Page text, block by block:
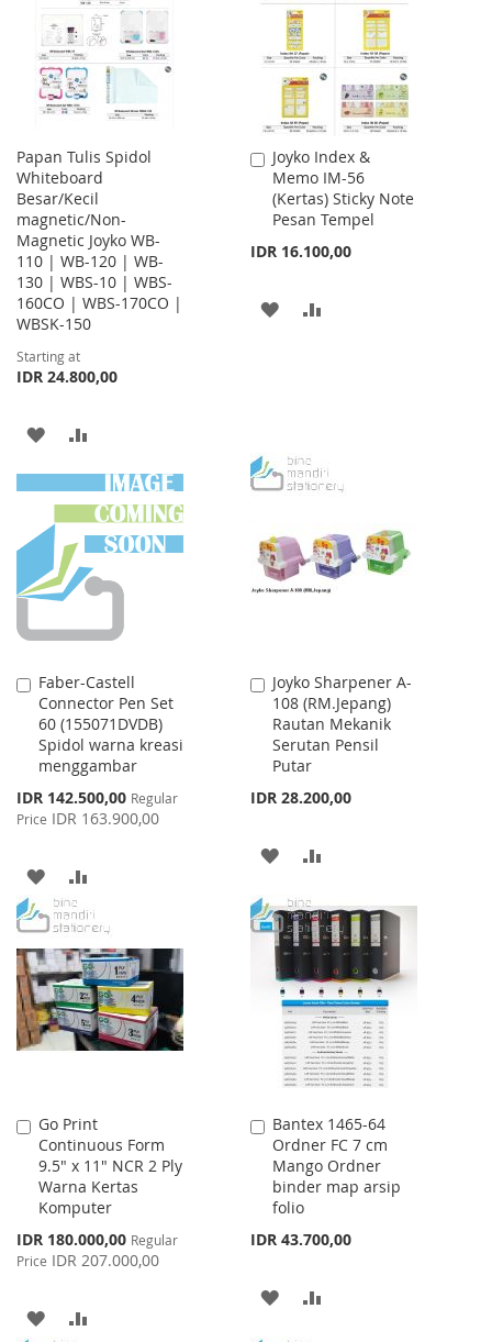
LIST
LIST
Papan Tulis Spidol
Whiteboard
Besar/Kecil
magnetic/Non-
Magnetic Joyko WB-
110 | WB-120 | WB-
130 | WBS-10 | WBS-
160CO | WBS-170CO |
WBSK-150
Starting at
IDR 24.800,00
ADD
TO
WISH
LIST
TO
COMPARE
Joyko Index &
Memo IM-56
(Kertas) Sticky Note
Pesan Tempel
IDR 16.100,00
Add
to
Cart
ADD
Faber-Castell
Connector Pen Set
60 (155071DVDB)
Spidol warna kreasi
menggambar
Special
Price
IDR 142.500,00 Regular
Price IDR 163.900,00
Add
to
Cart
ADD
TO
WISH
LIST
TO
COMPARE
Joyko Sharpener A-
108 (RM.Jepang)
Rautan Mekanik
Serutan Pensil
Putar
IDR 28.200,00
Add
to
Cart
ADD
WISH
LIST
COMPARE
Go Print
Continuous Form
9.5" x 11" NCR 2 Ply
Warna Kertas
Komputer
Special
Price
IDR 180.000,00 Regular
Price IDR 207.000,00
Add
to
Cart
ADD
Bantex 1465-64
Ordner FC 7 cm
Mango Ordner
binder map arsip
folio
IDR 43.700,00
Add
to
Cart
ADD